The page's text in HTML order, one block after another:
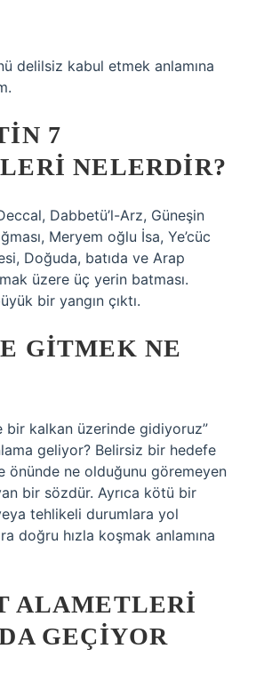
delilsiz kabul etmek anlamına
7
NELERDIR?
Dabbetü’l-Arz, Güneşin
Meryem oğlu İsa, Ye’cüc
Doğuda, batıda ve Arap
üzere üç yerin batması.
bir yangın çıktı.
GITMEK NE
bir kalkan üzerinde gidiyoruz”
geliyor? Belirsiz bir hedefe
önünde ne olduğunu göremeyen
bir sözdür. Ayrıca kötü bir
tehlikeli durumlara yol
doğru hızla koşmak anlamına
ALAMETLERI
GEÇIYOR